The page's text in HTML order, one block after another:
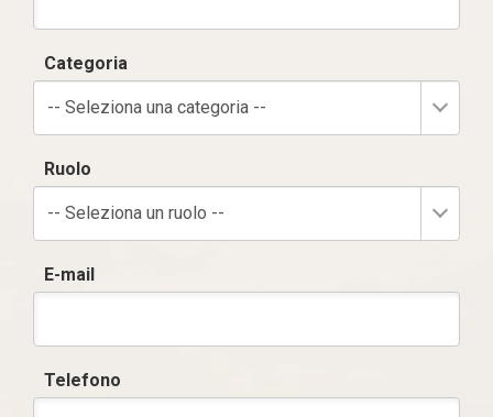
Categoria
-- Seleziona una categoria --
Ruolo
-- Seleziona un ruolo --
E-mail
Telefono